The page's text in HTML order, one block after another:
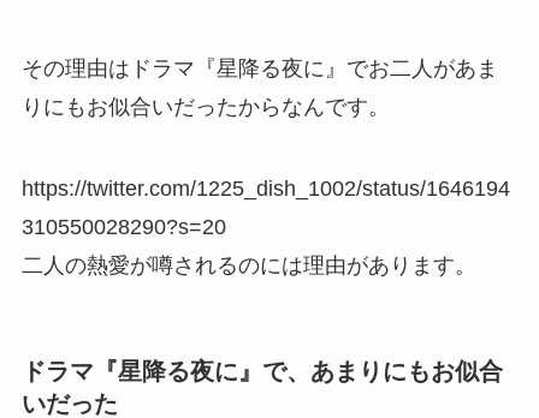
その理由はドラマ『星降る夜に』でお二人があま
りにもお似合いだったからなんです。
https://twitter.com/1225_dish_1002/status/1646194
310550028290?s=20
二人の熱愛が噂されるのには理由があります。
ドラマ『星降る夜に』で、あまりにもお似合
いだった